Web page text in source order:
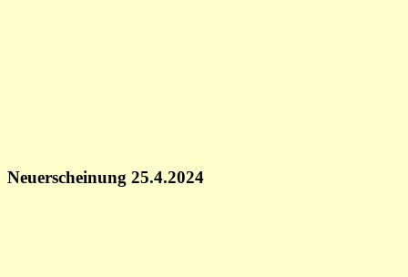
Neuerscheinung 25.4.2024